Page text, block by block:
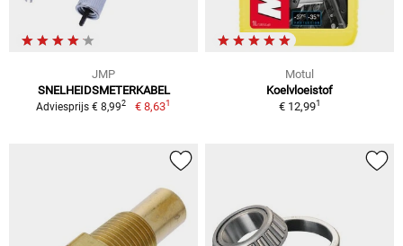
JMP
SNELHEIDSMETERKABEL
Adviesprijs € 8,992 € 8,631
Motul
Koelvloeistof
€ 12,991